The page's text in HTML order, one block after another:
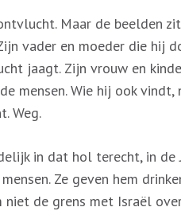
Maar de beelden
vader en moeder die hij
jaagt. Zijn vrouw en
mensen. Wie hij ook
Weg.
in dat hol terecht, in de
Ze geven hem
niet de grens met Israël